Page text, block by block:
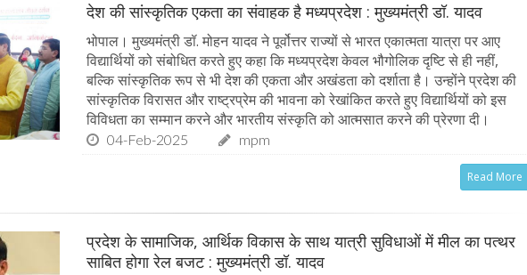
देश की सांस्कृतिक एकता का संवाहक है मध्यप्रदेश : मुख्यमंत्री डॉ. यादव
भोपाल। मुख्यमंत्री डॉ. मोहन यादव ने पूर्वोत्तर राज्यों से भारत एकात्मता यात्रा पर आए
विद्यार्थियों को संबोधित करते हुए कहा कि मध्यप्रदेश केवल भौगोलिक दृष्टि से ही नहीं,
बल्कि सांस्कृतिक रूप से भी देश की एकता और अखंडता को दर्शाता है। उन्होंने प्रदेश की
सांस्कृतिक विरासत और राष्ट्रप्रेम की भावना को रेखांकित करते हुए विद्यार्थियों को इस
विविधता का सम्मान करने और भारतीय संस्कृति को आत्मसात करने की प्रेरणा दी।
04-Feb-2025 mpm
Read More
प्रदेश के सामाजिक, आर्थिक विकास के साथ यात्री सुविधाओं में मील का पत्थर
साबित होगा रेल बजट : मुख्यमंत्री डॉ. यादव
Hanuman Jayanti 2023 : हनुमान जयंती पर राशि के
अनुसार करें मंत्रों का जाप, जरूर मिलेगा पूजा का फल
02-Apr-2023 mp mirror samachar seva